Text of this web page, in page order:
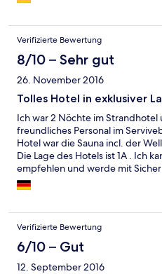
Verifizierte Bewertung
8/10 – Sehr gut
26. November 2016
Tolles Hotel in exklusiver
Ich war 2 Nöchte im Strandhotel
freundliches Personal im
Hotel war die Sauna incl. der
Die Lage des Hotels ist 1A . Ich
empfehlen und werde mit
Verifizierte Bewertung
6/10 – Gut
12. September 2016